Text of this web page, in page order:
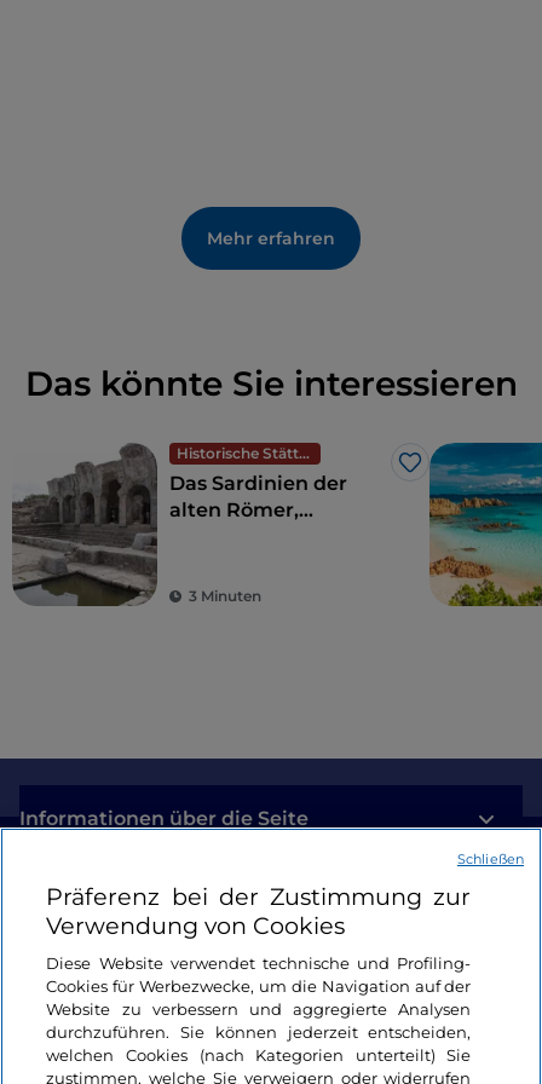
Mehr erfahren
Das könnte Sie interessieren
Historische Stätten
Like
Das Sardinien der
alten Römer,
3 Minuten
Informationen über die Seite
Nützliche Links
Login
Bleiben wir in Kontakt
Präferenz bei der Zustimmung zur
Verwendung von Cookies
Diese Website verwendet technische und Profiling-
Cookies für Werbezwecke, um die Navigation auf der
Website zu verbessern und aggregierte Analysen
durchzuführen. Sie können jederzeit entscheiden,
welchen Cookies (nach Kategorien unterteilt) Sie
zustimmen, welche Sie verweigern oder widerrufen
Schließen